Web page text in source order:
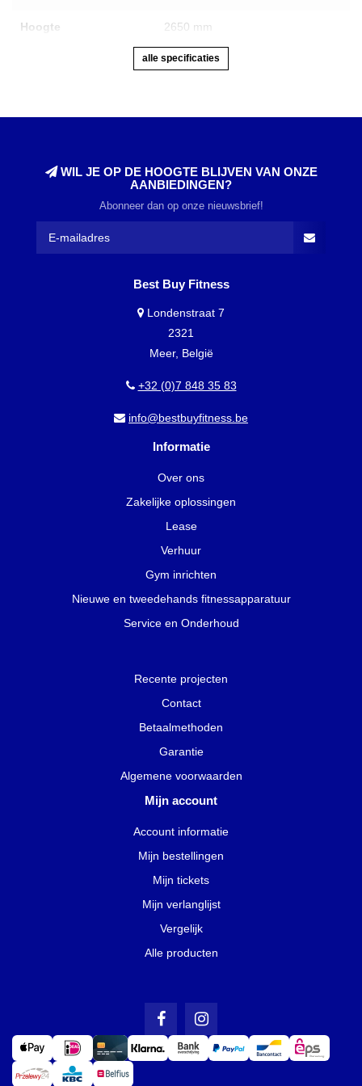
Hoogte 2650 mm
alle specificaties
WIL JE OP DE HOOGTE BLIJVEN VAN ONZE
AANBIEDINGEN?
Abonneer dan op onze nieuwsbrief!
Best Buy Fitness
Londenstraat 7
2321
Meer, België
+32 (0)7 848 35 83
info@bestbuyfitness.be
Informatie
Over ons
Zakelijke oplossingen
Lease
Verhuur
Gym inrichten
Nieuwe en tweedehands fitnessapparatuur
Service en Onderhoud
Recente projecten
Contact
Betaalmethoden
Garantie
Algemene voorwaarden
Mijn account
Account informatie
Mijn bestellingen
Mijn tickets
Mijn verlanglijst
Vergelijk
Alle producten